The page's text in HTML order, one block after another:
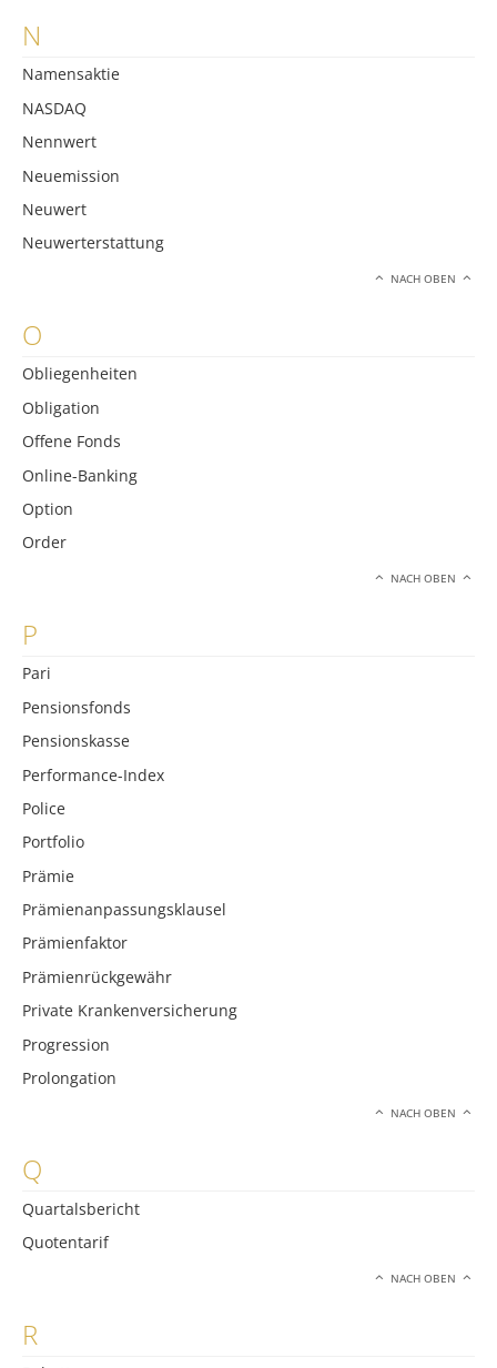
N
Namensaktie
NASDAQ
Nennwert
Neuemission
Neuwert
Neuwerterstattung
NACH OBEN
O
Obliegenheiten
Obligation
Offene Fonds
Online-Banking
Option
Order
NACH OBEN
P
Pari
Pensionsfonds
Pensionskasse
Performance-Index
Police
Portfolio
Prämie
Prämienanpassungsklausel
Prämienfaktor
Prämienrückgewähr
Private Krankenversicherung
Progression
Prolongation
NACH OBEN
Q
Quartalsbericht
Quotentarif
NACH OBEN
R